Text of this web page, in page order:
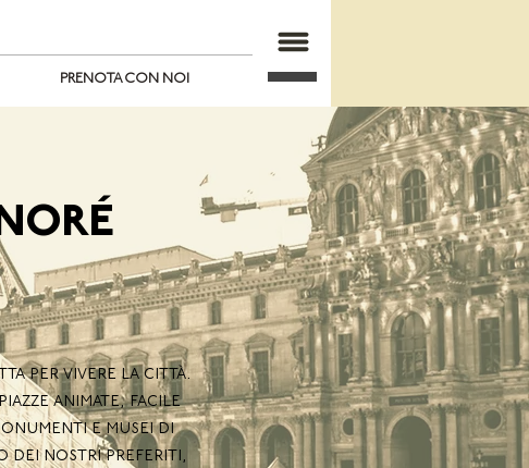
PRENOTA CON NOI
per vivere la città.
animate, facile
e musei di
dei nostri preferiti,